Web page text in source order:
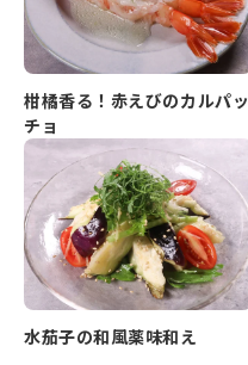
柑橘香る！赤えびのカルパッ
チョ
水茄子の和風薬味和え